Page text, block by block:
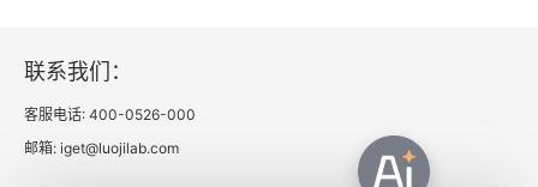
联系我们：
客服电话: 400-0526-000
邮箱: iget@luojilab.com